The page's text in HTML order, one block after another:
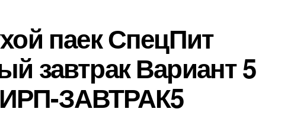
паек СпецПит
завтрак Вариант 5
ИРП-ЗАВТРАК5